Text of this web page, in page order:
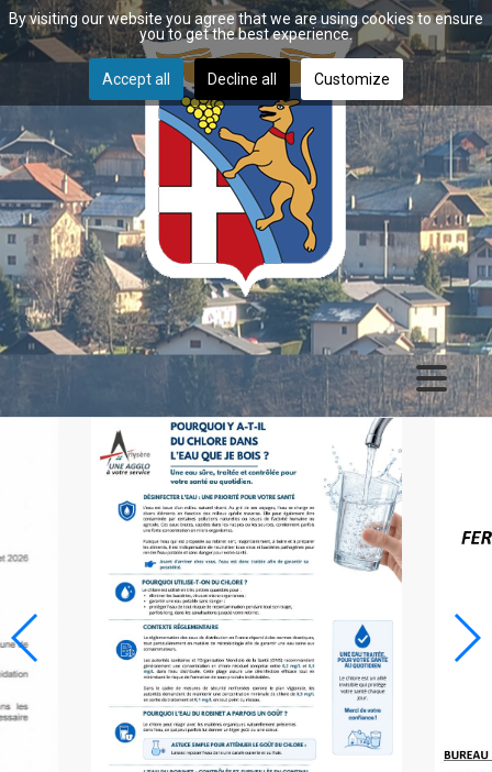
By visiting our website you agree that we are using cookies to ensure
you to get the best experience.
Accept all Decline all Customize